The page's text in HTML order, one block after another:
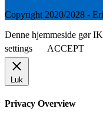
Copyright 2020/2028 -
Denne hjemmeside gør
settings
ACCEPT
Luk
Privacy Overview